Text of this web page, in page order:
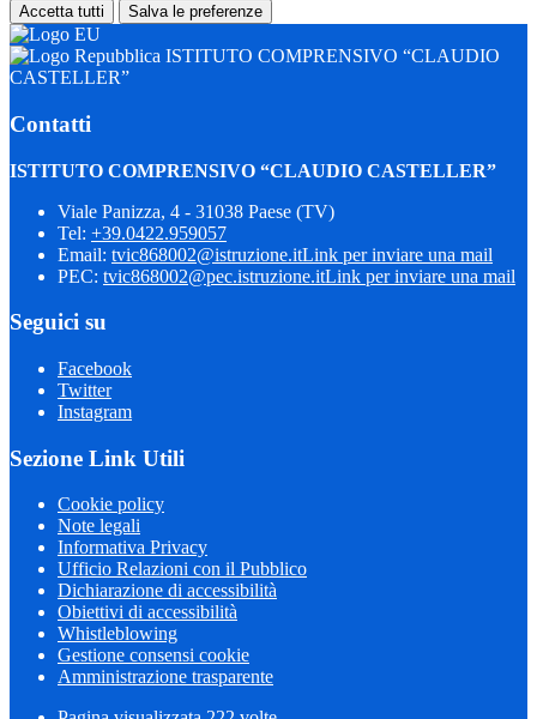
Accetta tutti Salva le preferenze
ISTITUTO COMPRENSIVO “CLAUDIO
CASTELLER”
Contatti
ISTITUTO COMPRENSIVO “CLAUDIO CASTELLER”
Viale Panizza, 4 - 31038 Paese (TV)
Tel: +39.0422.959057
Email: tvic868002@istruzione.itLink per inviare una mail
PEC: tvic868002@pec.istruzione.itLink per inviare una mail
Seguici su
Facebook
Twitter
Instagram
Sezione Link Utili
Cookie policy
Note legali
Informativa Privacy
Ufficio Relazioni con il Pubblico
Dichiarazione di accessibilità
Obiettivi di accessibilità
Whistleblowing
Gestione consensi cookie
Amministrazione trasparente